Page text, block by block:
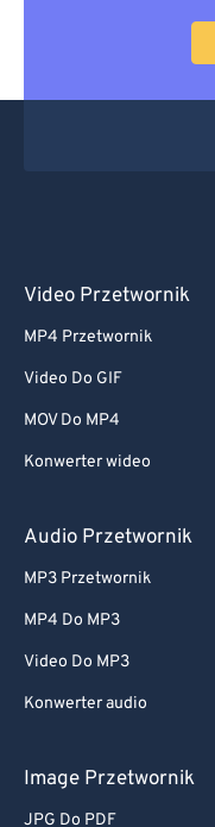
Video Przetwornik
MP4 Przetwornik
Video Do GIF
MOV Do MP4
Konwerter wideo
Audio Przetwornik
MP3 Przetwornik
MP4 Do MP3
Video Do MP3
Konwerter audio
Image Przetwornik
JPG Do PDF